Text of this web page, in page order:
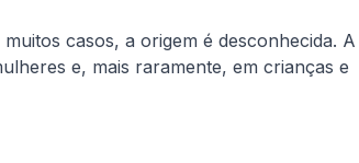
casos, a origem é desconhecida. A
e, mais raramente, em crianças e